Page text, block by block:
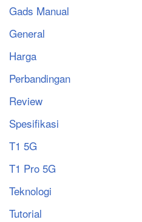
Gads Manual
General
Harga
Perbandingan
Review
Spesifikasi
T1 5G
T1 Pro 5G
Teknologi
Tutorial